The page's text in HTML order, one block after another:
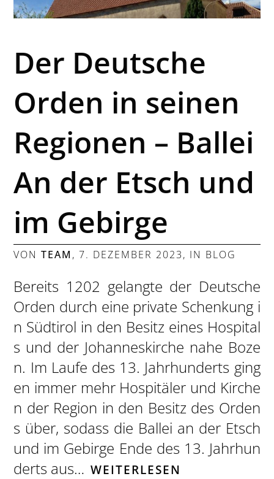
Der Deutsche
Orden in seinen
Regionen – Ballei
An der Etsch und
im Gebirge
VONTEAM ,7. DEZEMBER 2023, IN BLOG
Bereits 1202 gelangte der Deutsche
Orden durch eine private Schenkung i
n Südtirol in den Besitz eines Hospital
s und der Johanneskirche nahe Boze
n. Im Laufe des 13. Jahrhunderts ging
en immer mehr Hospitäler und Kirche
n der Region in den Besitz des Orden
s über, sodass die Ballei an der Etsch
und im Gebirge Ende des 13. Jahrhun
derts aus… WEITERLESEN